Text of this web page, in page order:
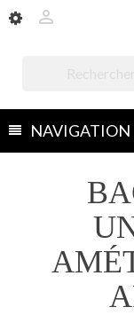

NAVIGATION